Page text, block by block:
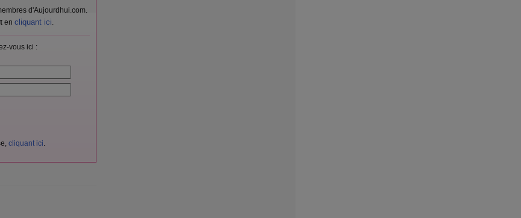
d'Aujourdhui.com.
en cliquant ici.
vous ici :
cliquant ici.